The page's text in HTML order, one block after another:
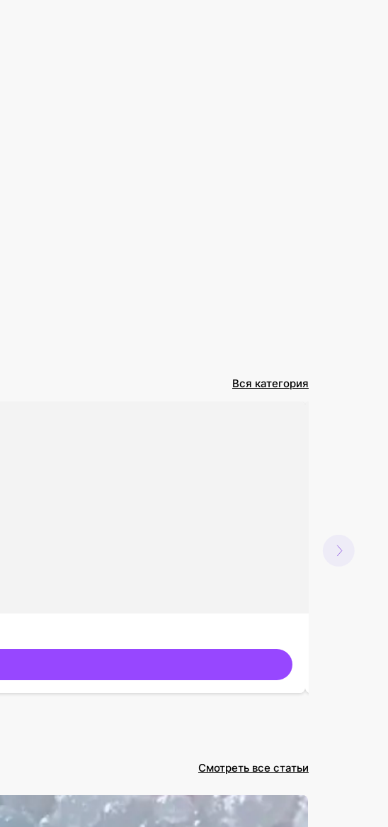
Вся категория
Смотреть все статьи